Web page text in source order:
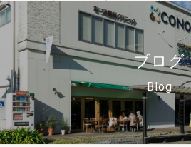
ブログ
Blog